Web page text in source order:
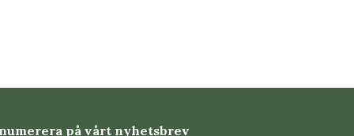
på vårt nyhetsbrev